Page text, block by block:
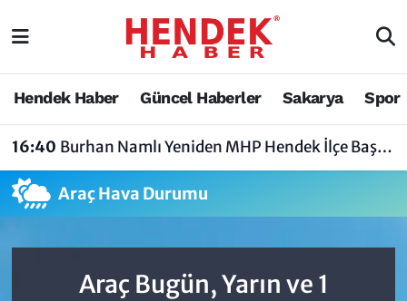
Hendek Haber Güncel Haberler Sakarya Spor
16:40 Burhan Namlı Yeniden MHP Hendek İlçe Başkanı Seçildi
Araç Hava Durumu
Araç Bugün, Yarın ve 1
Hendek Haber
Nöbetçi Eczaneler
Hendek Haber
Sakarya
Hakkında
Sakarya Nöbetçi Eczaneler
Süper Lig Puan Durumu ve Fikstür
Tüm Manşetler